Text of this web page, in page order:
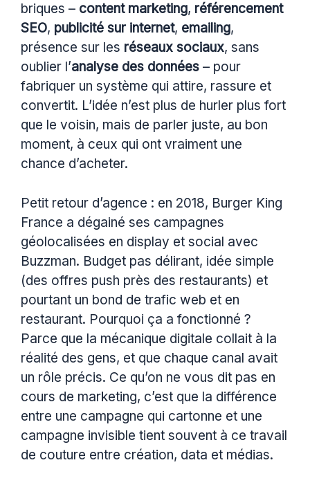
briques – content marketing, référencement
SEO, publicité sur internet, emailing,
présence sur les réseaux sociaux, sans
oublier l’analyse des données – pour
fabriquer un système qui attire, rassure et
convertit. L’idée n’est plus de hurler plus fort
que le voisin, mais de parler juste, au bon
moment, à ceux qui ont vraiment une
chance d’acheter.
Petit retour d’agence : en 2018, Burger King
France a dégainé ses campagnes
géolocalisées en display et social avec
Buzzman. Budget pas délirant, idée simple
(des offres push près des restaurants) et
pourtant un bond de trafic web et en
restaurant. Pourquoi ça a fonctionné ?
Parce que la mécanique digitale collait à la
réalité des gens, et que chaque canal avait
un rôle précis. Ce qu’on ne vous dit pas en
cours de marketing, c’est que la différence
entre une campagne qui cartonne et une
campagne invisible tient souvent à ce travail
de couture entre création, data et médias.